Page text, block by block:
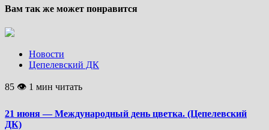
Вам так же может понравится
Новости
Цепелевский ДК
85 👁 1 мин читать
21 июня — Международный день цветка. (Цепелевский
ДК)